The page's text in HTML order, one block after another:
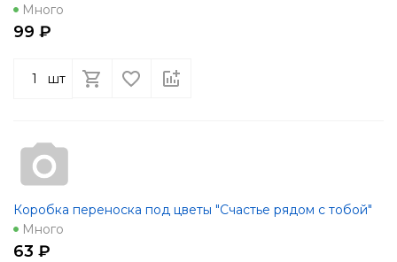
Много
99 ₽
шт
Коробка переноска под цветы "Счастье рядом с тобой"
Много
63 ₽